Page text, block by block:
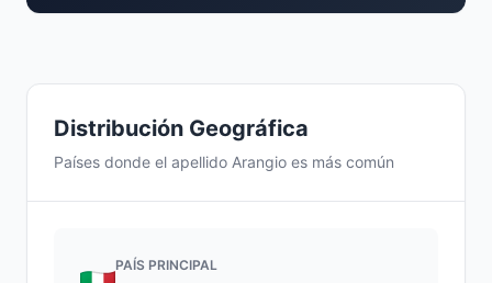
Distribución Geográfica
Países donde el apellido Arangio es más común
PAÍS PRINCIPAL